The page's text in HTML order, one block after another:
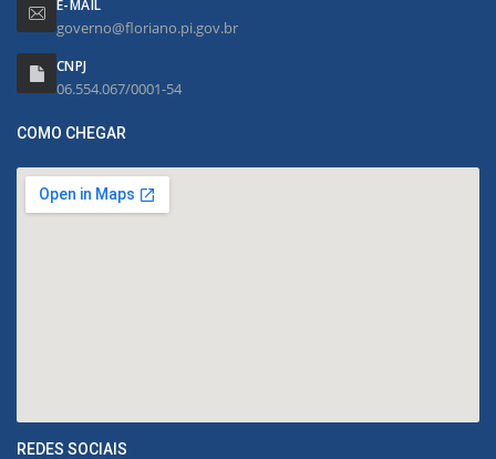
E-MAIL
governo@floriano.pi.gov.br
CNPJ
06.554.067/0001-54
COMO CHEGAR
REDES SOCIAIS